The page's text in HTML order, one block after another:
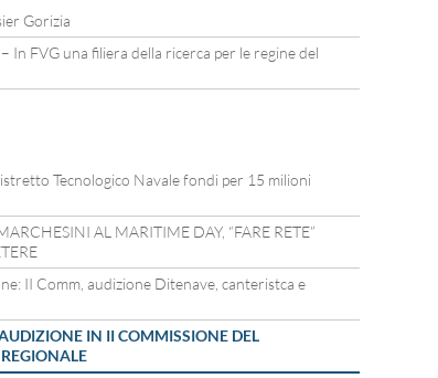
Gorizia
In FVG una filiera della ricerca per le regine del
Tecnologico Navale fondi per 15 milioni
AL MARITIME DAY, “FARE RETE”
II Comm, audizione Ditenave, canteristca e
IN II COMMISSIONE DEL